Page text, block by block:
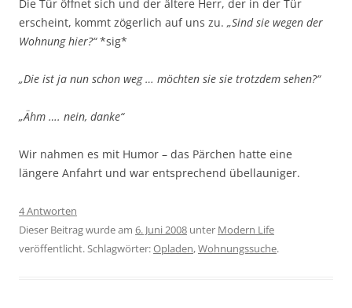
Die Tür öffnet sich und der ältere Herr, der in der Tür
erscheint, kommt zögerlich auf uns zu. „Sind sie wegen der
Wohnung hier?“*sig*
„Die ist ja nun schon weg … möchten sie sie trotzdem sehen?“
„Ähm …. nein, danke“
Wir nahmen es mit Humor – das Pärchen hatte eine
längere Anfahrt und war entsprechend übellauniger.
4 Antworten
Dieser Beitrag wurde am 6. Juni 2008 unter Modern Life
veröffentlicht. Schlagwörter:Opladen,Wohnungssuche.